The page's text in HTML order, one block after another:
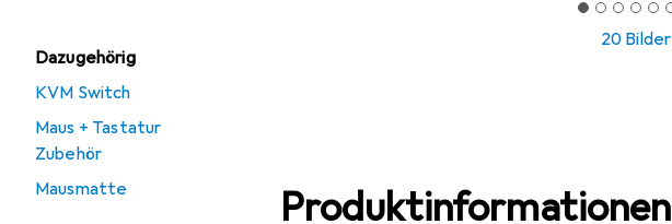
Dazugehörig
KVM Switch
Maus + Tastatur
Zubehör
Mausmatte
20 Bilder
Produktinformationen